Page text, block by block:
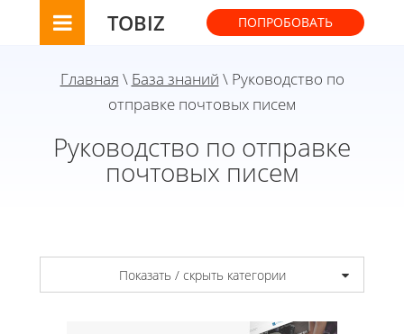
TOBIZ ПОПРОБОВАТЬ
Главная \ База знаний \ Руководство по
отправке почтовых писем
Руководство по отправке
почтовых писем
Показать / скрыть категории